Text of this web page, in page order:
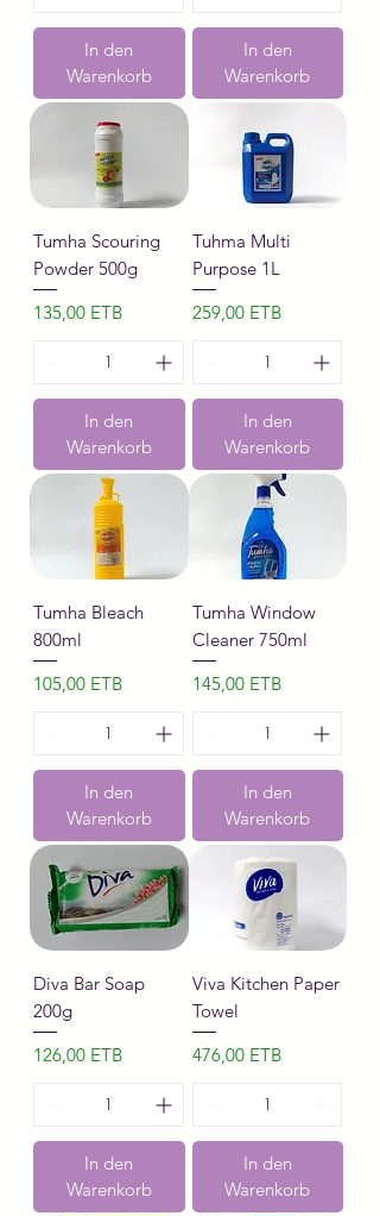
In den
Warenkorb
In den
Warenkorb
Tumha Scouring
Powder 500g
Preis
135,00 ETB
In den
Warenkorb
Tuhma Multi
Purpose 1L
Preis
259,00 ETB
In den
Warenkorb
Tumha Bleach
800ml
Preis
105,00 ETB
In den
Warenkorb
Tumha Window
Cleaner 750ml
Preis
145,00 ETB
In den
Warenkorb
Diva Bar Soap
200g
Preis
126,00 ETB
In den
Warenkorb
Viva Kitchen Paper
Towel
Preis
476,00 ETB
In den
Warenkorb